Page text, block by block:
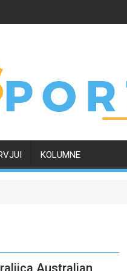
KOLUMNE
buduće saigrače u Leedsu
Australian